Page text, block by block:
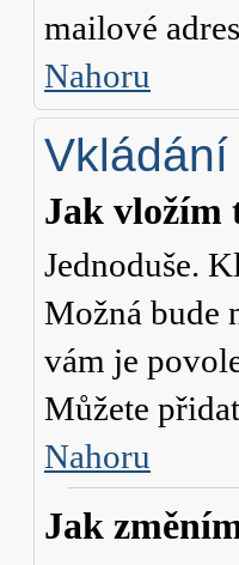
mailové
Nahoru
Jak vložím
Jednoduše.
Možná bude
vám je
Můžete
Nahoru
Jak